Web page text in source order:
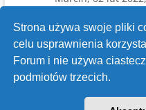
Strona używa swoje pliki
celu usprawnienia
Forum i nie używa
podmiotów trzecich.
Wróć do wykazu forów